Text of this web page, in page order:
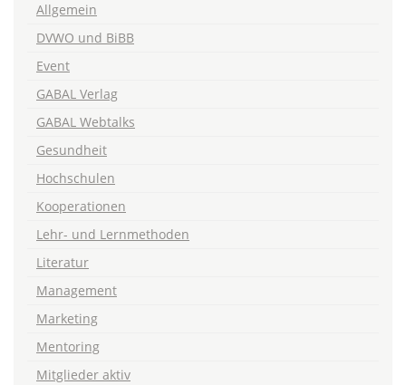
Allgemein
DVWO und BiBB
Event
GABAL Verlag
GABAL Webtalks
Gesundheit
Hochschulen
Kooperationen
Lehr- und Lernmethoden
Literatur
Management
Marketing
Mentoring
Mitglieder aktiv